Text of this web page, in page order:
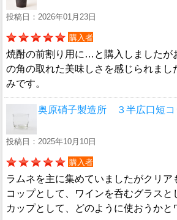
投稿日：2026年01月23日
購入者
焼酎の前割り用に…と購入しましたが
の角の取れた美味しさを感じられまし
みです。
奥原硝子製造所 ３半広口短
投稿日：2025年10月10日
購入者
ラムネを主に集めていましたがクリア
コップとして、ワインを呑むグラスと
カップとして、どのように使おうかと